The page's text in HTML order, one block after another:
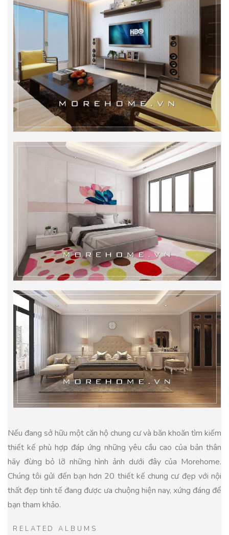
Nếu đang sở hữu một căn hộ chung cư và băn khoăn tìm kiếm
thiết kế phù hợp đáp ứng những yêu cầu cao của bản thân
hãy đừng bỏ lỡ những hình ảnh dưới đây của Morehome.
Chúng tôi gửi đến bạn hơn 20 thiết kế chung cư đẹp với nội
thất đẹp tinh tế đang được ưa chuộng hiện nay, xứng đáng để
bạn tham khảo.
RELATED ALBUMS